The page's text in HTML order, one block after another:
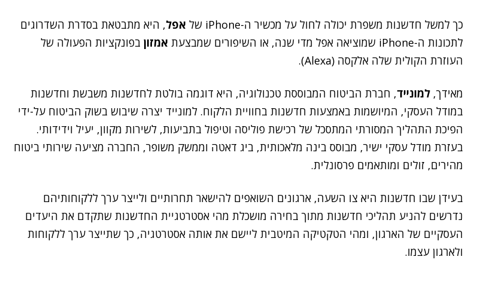
כך למשל חדשנות משפרת יכולה לחול על מכשיר ה-iPhone של אפל, היא מתבטאת בסדרת השדרוגים
לתכונות ה-iPhone שמוציאה אפל מדי שנה, או השיפורים שמבצעת
אמזון בפונקציות הפעולה של
העוזרת הקולית שלה אלקסה (Alexa).
מאידך, למונייד, חברת הביטוח המבוססת טכנולוגיה, היא דוגמה בולטת לחדשנות משבשת וחדשנות
במודל העסקי, המיושמות באמצעות חדשנות בחוויית הלקוח. למונייד יצרה שיבוש בשוק הביטוח על-ידי
הפיכת התהליך המסורתי המתסכל של רכישת פוליסה וטיפול בתביעות, לשירות מקוון, יעיל וידידותי.
בעזרת מודל עסקי ישיר, מבוסס בינה מלאכותית, ביג דאטה וממשק משופר, החברה מציעה שירותי ביטוח
מהירים, זולים ומותאמים פרסונלית.
בעידן שבו חדשנות היא צו השעה, ארגונים השואפים להישאר תחרותיים ולייצר ערך ללקוחותיהם
נדרשים להניע תהליכי חדשנות מתוך בחירה מושכלת מהי אסטרטגיית החדשנות שתקדם את היעדים
העסקיים של הארגון, ומהי הטקטיקה המיטבית ליישם את אותה אסטרטגיה, כך שתייצר ערך ללקוחות
ולארגון עצמו.